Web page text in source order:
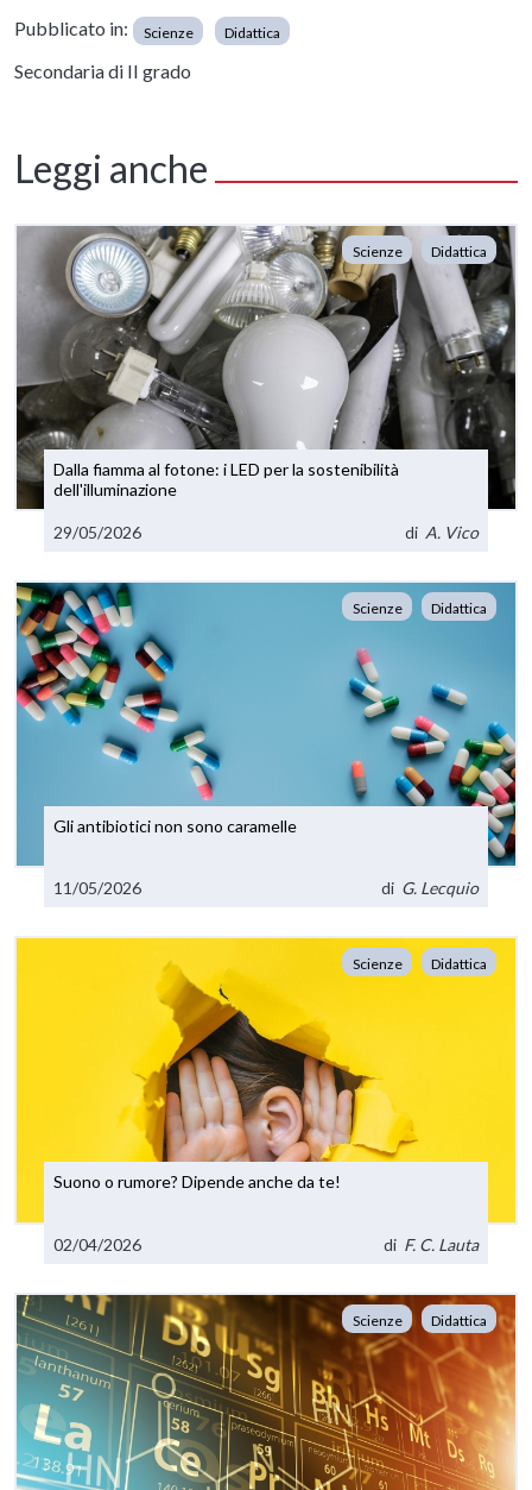
Pubblicato in: Scienze Didattica
Secondaria di II grado
Leggi anche
Scienze Didattica
Dalla fiamma al fotone: i LED per la sostenibilità
dell'illuminazione
29/05/2026 di A. Vico
Scienze Didattica
Gli antibiotici non sono caramelle
11/05/2026 di G. Lecquio
Scienze Didattica
Suono o rumore? Dipende anche da te!
02/04/2026 di F. C. Lauta
Scienze Didattica